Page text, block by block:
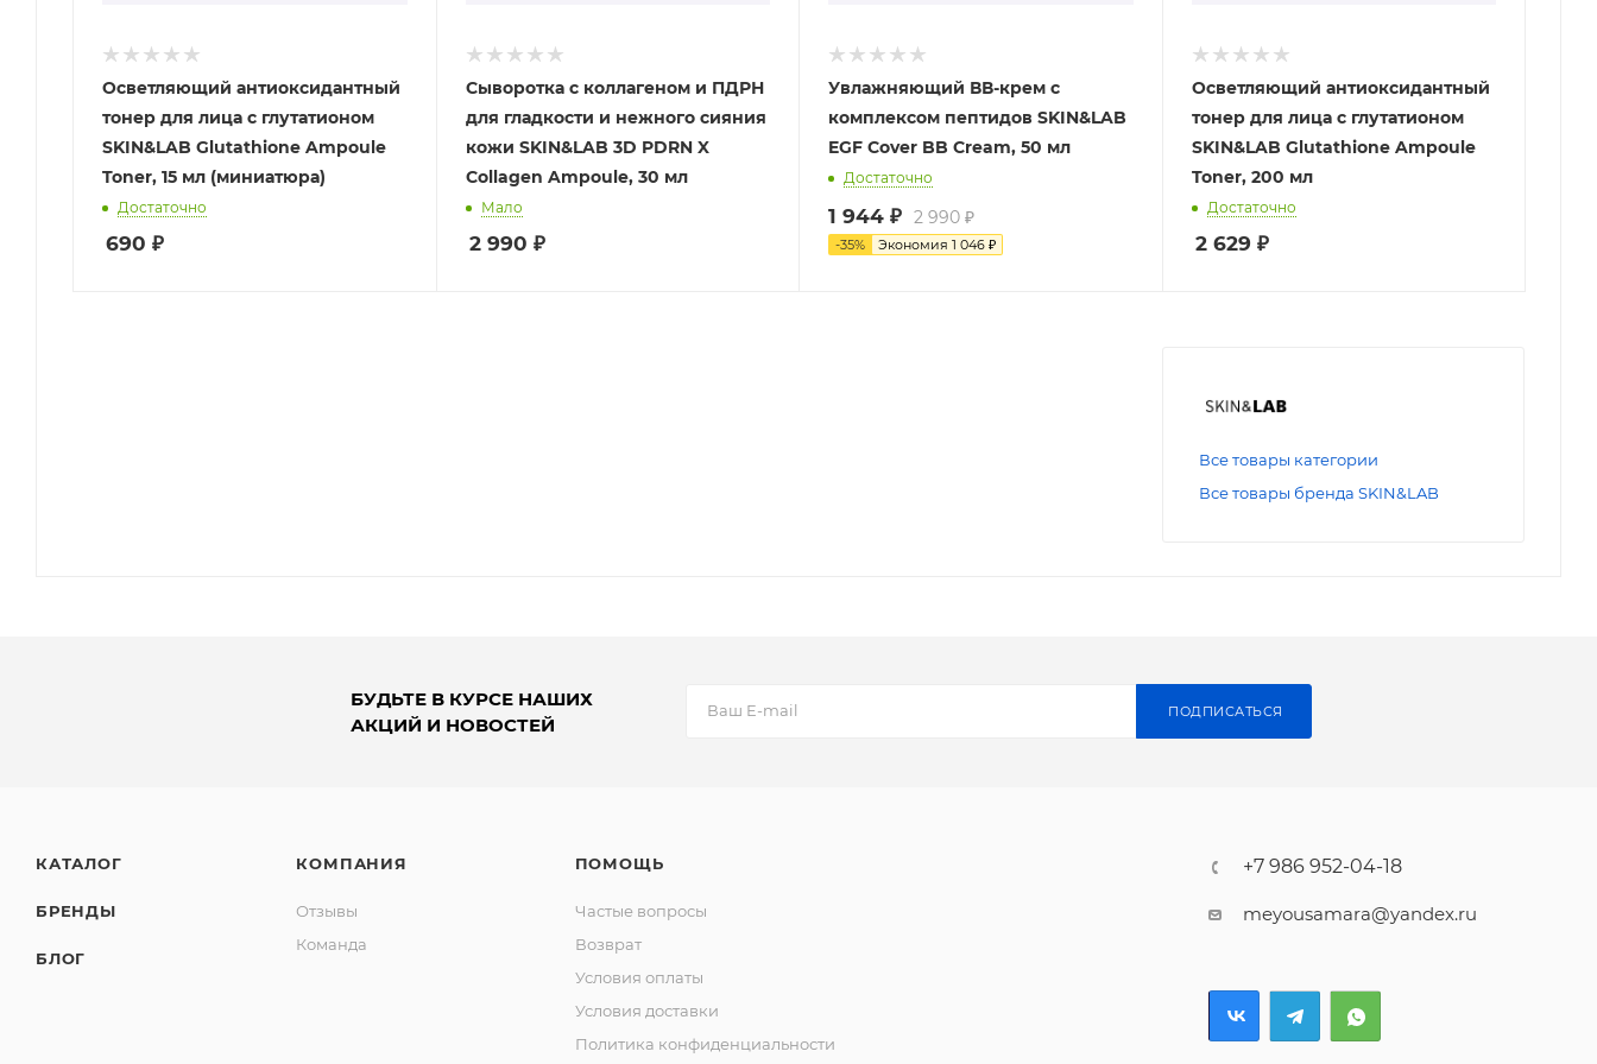
Осветляющий антиоксидантный
тонер для лица с глутатионом
SKIN&LAB Glutathione Ampoule
Toner, 15 мл (миниатюра)
Достаточно
690 ₽
Сыворотка с коллагеном и ПДРН
для гладкости и нежного сияния
кожи SKIN&LAB 3D PDRN X
Collagen Ampoule, 30 мл
Мало
2 990 ₽
Увлажняющий ВВ-крем с
комплексом пептидов SKIN&LAB
EGF Cover BB Cream, 50 мл
Достаточно
1 944 ₽ 2 990 ₽
-35% Экономия 1 046 ₽
Осветляющий антиоксидантный
тонер для лица с глутатионом
SKIN&LAB Glutathione Ampoule
Toner, 200 мл
Достаточно
2 629₽
Все товары категории
Все товары бренда SKIN&LAB
БУДЬТЕ В КУРСЕ НАШИХ
АКЦИЙ И НОВОСТЕЙ
ПОДПИСАТЬСЯ
КАТАЛОГ
БРЕНДЫ
БЛОГ
КОМПАНИЯ
Отзывы
Команда
ПОМОЩЬ
Частые вопросы
Возврат
Условия оплаты
Условия доставки
Политика конфиденциальности
+7 986 952-04-18
meyousamara@yandex.ru